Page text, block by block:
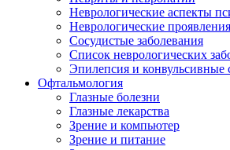
Неврологические аспекты
Неврологические
Сосудистые заболевания
Список неврологических
Эпилепсия и конвульсивные
Офтальмология
Глазные болезни
Глазные лекарства
Зрение и компьютер
Зрение и питание